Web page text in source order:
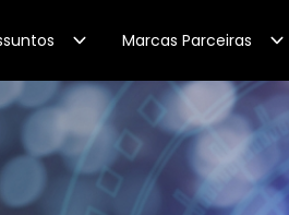
Marcas Parceiras